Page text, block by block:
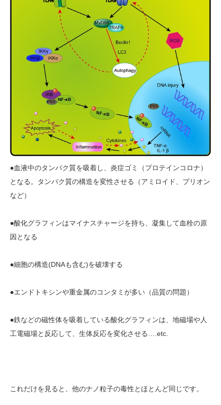
●血液中のタンパク質を吸着し、炎症ゴミ（プロテインコロナ）
となる。タンパク質の構造を変性させる（アミロイド、プリオン
など）
●酸化グラフィンはマイナスチャージを持ち、凝集して血栓の原
因となる
●細胞の構造(DNAも含む)を破壊する
●エンドトキシンや重金属のコンタミが多い（品質の問題）
●鉄などの磁性体を吸着している酸化グラフィンは、地磁場や人
工電磁場と反応して、生体反応を変化させる….etc.
これだけを見ると、他のナノ粒子の毒性とほとんど同じです。